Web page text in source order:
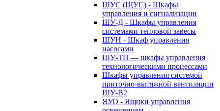
ШУС (ЩУС) - Шкафы
управления и сигнализации
ШУ-Д - Шкафы управления
системами тепловой завесы
ШУН - Шкаф управления
насосами
ШУ-ТП — шкафы управления
технологическими процессами
Шкафы управления системой
приточно-вытяжной вентиляции
ШУ-В2
ЯУО - Ящики управления